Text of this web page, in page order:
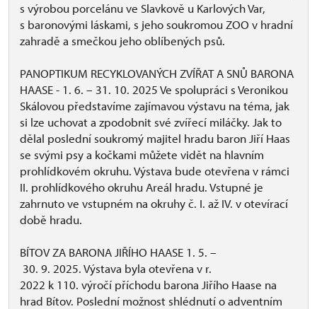
s výrobou porcelánu ve Slavkově u Karlových Var,
s baronovými láskami, s jeho soukromou ZOO v hradní
zahradě a smečkou jeho oblíbených psů.
PANOPTIKUM RECYKLOVANÝCH ZVÍŘAT A SNŮ BARONA
HAASE - 1. 6. – 31. 10. 2025 Ve spolupráci s Veronikou
Skálovou představíme zajímavou výstavu na téma, jak
si lze uchovat a zpodobnit své zvířecí miláčky. Jak to
dělal poslední soukromý majitel hradu baron Jiří Haas
se svými psy a kočkami můžete vidět na hlavním
prohlídkovém okruhu. Výstava bude otevřena v rámci
II. prohlídkového okruhu Areál hradu. Vstupné je
zahrnuto ve vstupném na okruhy č. I. až IV. v otevírací
době hradu.
BÍTOV ZA BARONA JIŘÍHO HAASE 1. 5. –
30. 9. 2025. Výstava byla otevřena v r.
2022 k 110. výročí příchodu barona Jiřího Haase na
hrad Bítov. Poslední možnost shlédnutí o adventním